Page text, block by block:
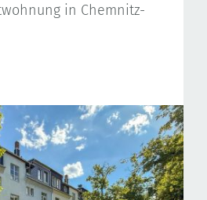
in Chemnitz-